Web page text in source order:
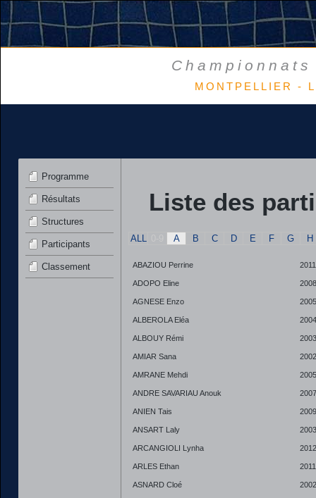
MONTPELLIER -
Programme
Résultats
Structures
Participants
Classement
Liste des
ALL A B C D E F G H
ABAZIOU Perrine 2011
ADOPO Eline 2008
AGNESE Enzo 2005
ALBEROLA Eléa 2004
ALBOUY Rémi 2003
AMIAR Sana 2002
AMRANE Mehdi 2005
ANDRE SAVARIAU Anouk 2007
ANIEN Tais 2009
ANSART Laly 2003
ARCANGIOLI Lynha 2012
ARLES Ethan 2011
ASNARD Cloé 2002